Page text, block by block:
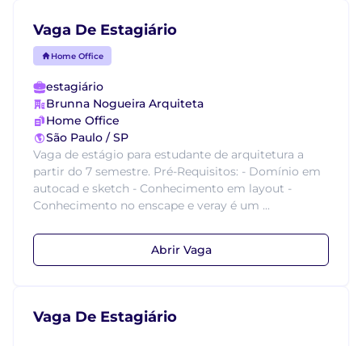
Vaga De Estagiário
Home Office
estagiário
Brunna Nogueira Arquiteta
Home Office
São Paulo / SP
Vaga de estágio para estudante de arquitetura a
partir do 7 semestre. Pré-Requisitos: - Domínio em
autocad e sketch - Conhecimento em layout -
Conhecimento no enscape e veray é um ...
Abrir Vaga
Vaga De Estagiário